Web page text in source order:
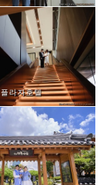
플라자호텔